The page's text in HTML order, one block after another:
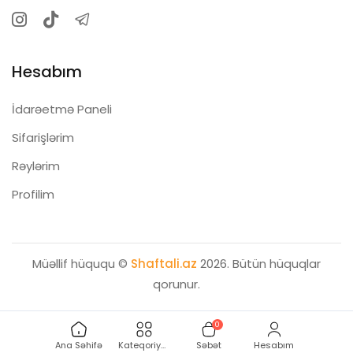
Ana Səhifə Kateqoriyalar Səbət
0
Hesabım
YÜKLƏMƏ NÖVÜ
UŞAQ KİLİDİ
Hesabım
İdarəetmə Paneli
Sifarişlərim
Rəylərim
Profilim
Müəllif hüququ © Shaftali.az 2026. Bütün hüquqlar
qorunur.